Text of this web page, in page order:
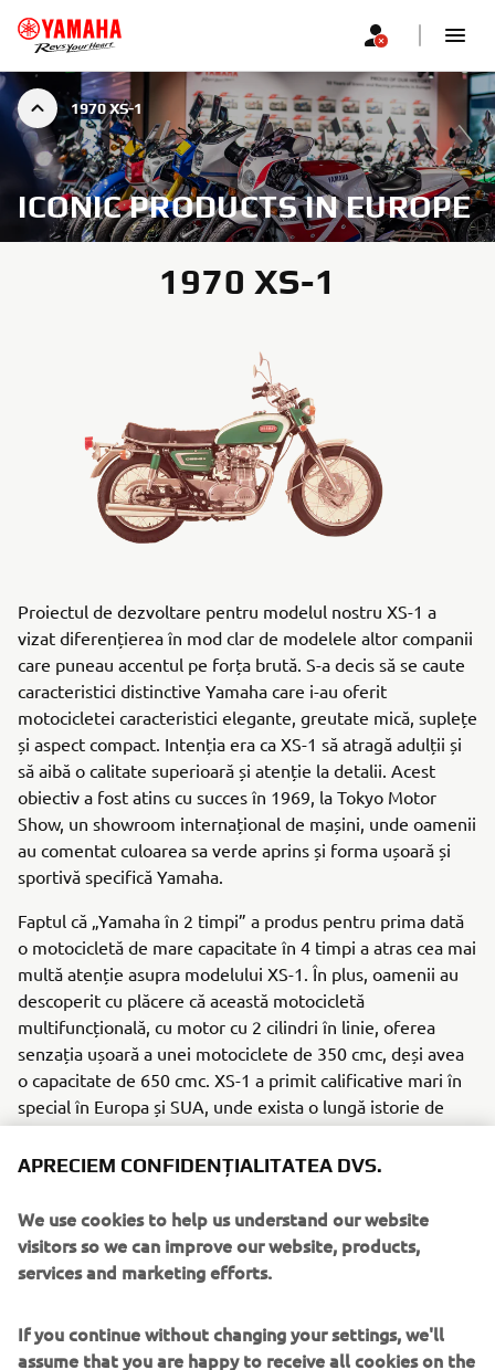
1970 XS-1
ICONIC PRODUCTS IN EUROPE
1970 XS-1
Proiectul de dezvoltare pentru modelul nostru XS-1 a
vizat diferențierea în mod clar de modelele altor companii
care puneau accentul pe forța brută. S-a decis să se caute
caracteristici distinctive Yamaha care i-au oferit
motocicletei caracteristici elegante, greutate mică, suplețe
și aspect compact. Intenția era ca XS-1 să atragă adulții și
să aibă o calitate superioară și atenție la detalii. Acest
obiectiv a fost atins cu succes în 1969, la Tokyo Motor
Show, un showroom internațional de mașini, unde oamenii
au comentat culoarea sa verde aprins și forma ușoară și
sportivă specifică Yamaha.
Faptul că „Yamaha în 2 timpi” a produs pentru prima dată
o motocicletă de mare capacitate în 4 timpi a atras cea mai
multă atenție asupra modelului XS-1. În plus, oamenii au
descoperit cu plăcere că această motocicletă
multifuncțională, cu motor cu 2 cilindri în linie, oferea
senzația ușoară a unei motociclete de 350 cmc, deși avea
o capacitate de 650 cmc. XS-1 a primit calificative mari în
special în Europa și SUA, unde exista o lungă istorie de
producție a motocicletelor cu cilindree mari și unde
producătorii consacrați formau un oligopol.
Motorul vertical OHC de 650 cmc cu doi cilindri, cu o
construcție suplă, pe un cadru cu ramă dublă la fel de
suplu, a fost un element esențial în construirea cu succes a
compact”, care a entuziasmat mulți clienți de motociclete.
APRECIEM CONFIDENȚIALITATEA DVS.
We use cookies to help us understand our website
visitors so we can improve our website, products,
services and marketing efforts.
If you continue without changing your settings, we'll
assume that you are happy to receive all cookies on the